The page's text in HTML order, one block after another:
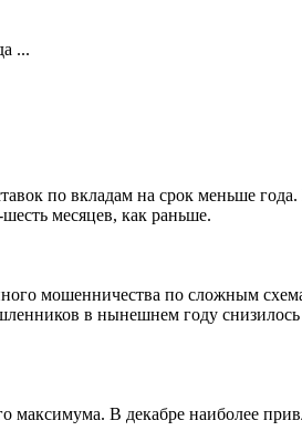
...
по вкладам на срок меньше
месяцев, как раньше.
мошенничества по сложным
в нынешнем году
максимума. В декабре наиболее